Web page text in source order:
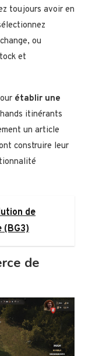
toujours avoir en
ou
et
établir une
itinérants
un article
construire leur
de
(BG3)
de